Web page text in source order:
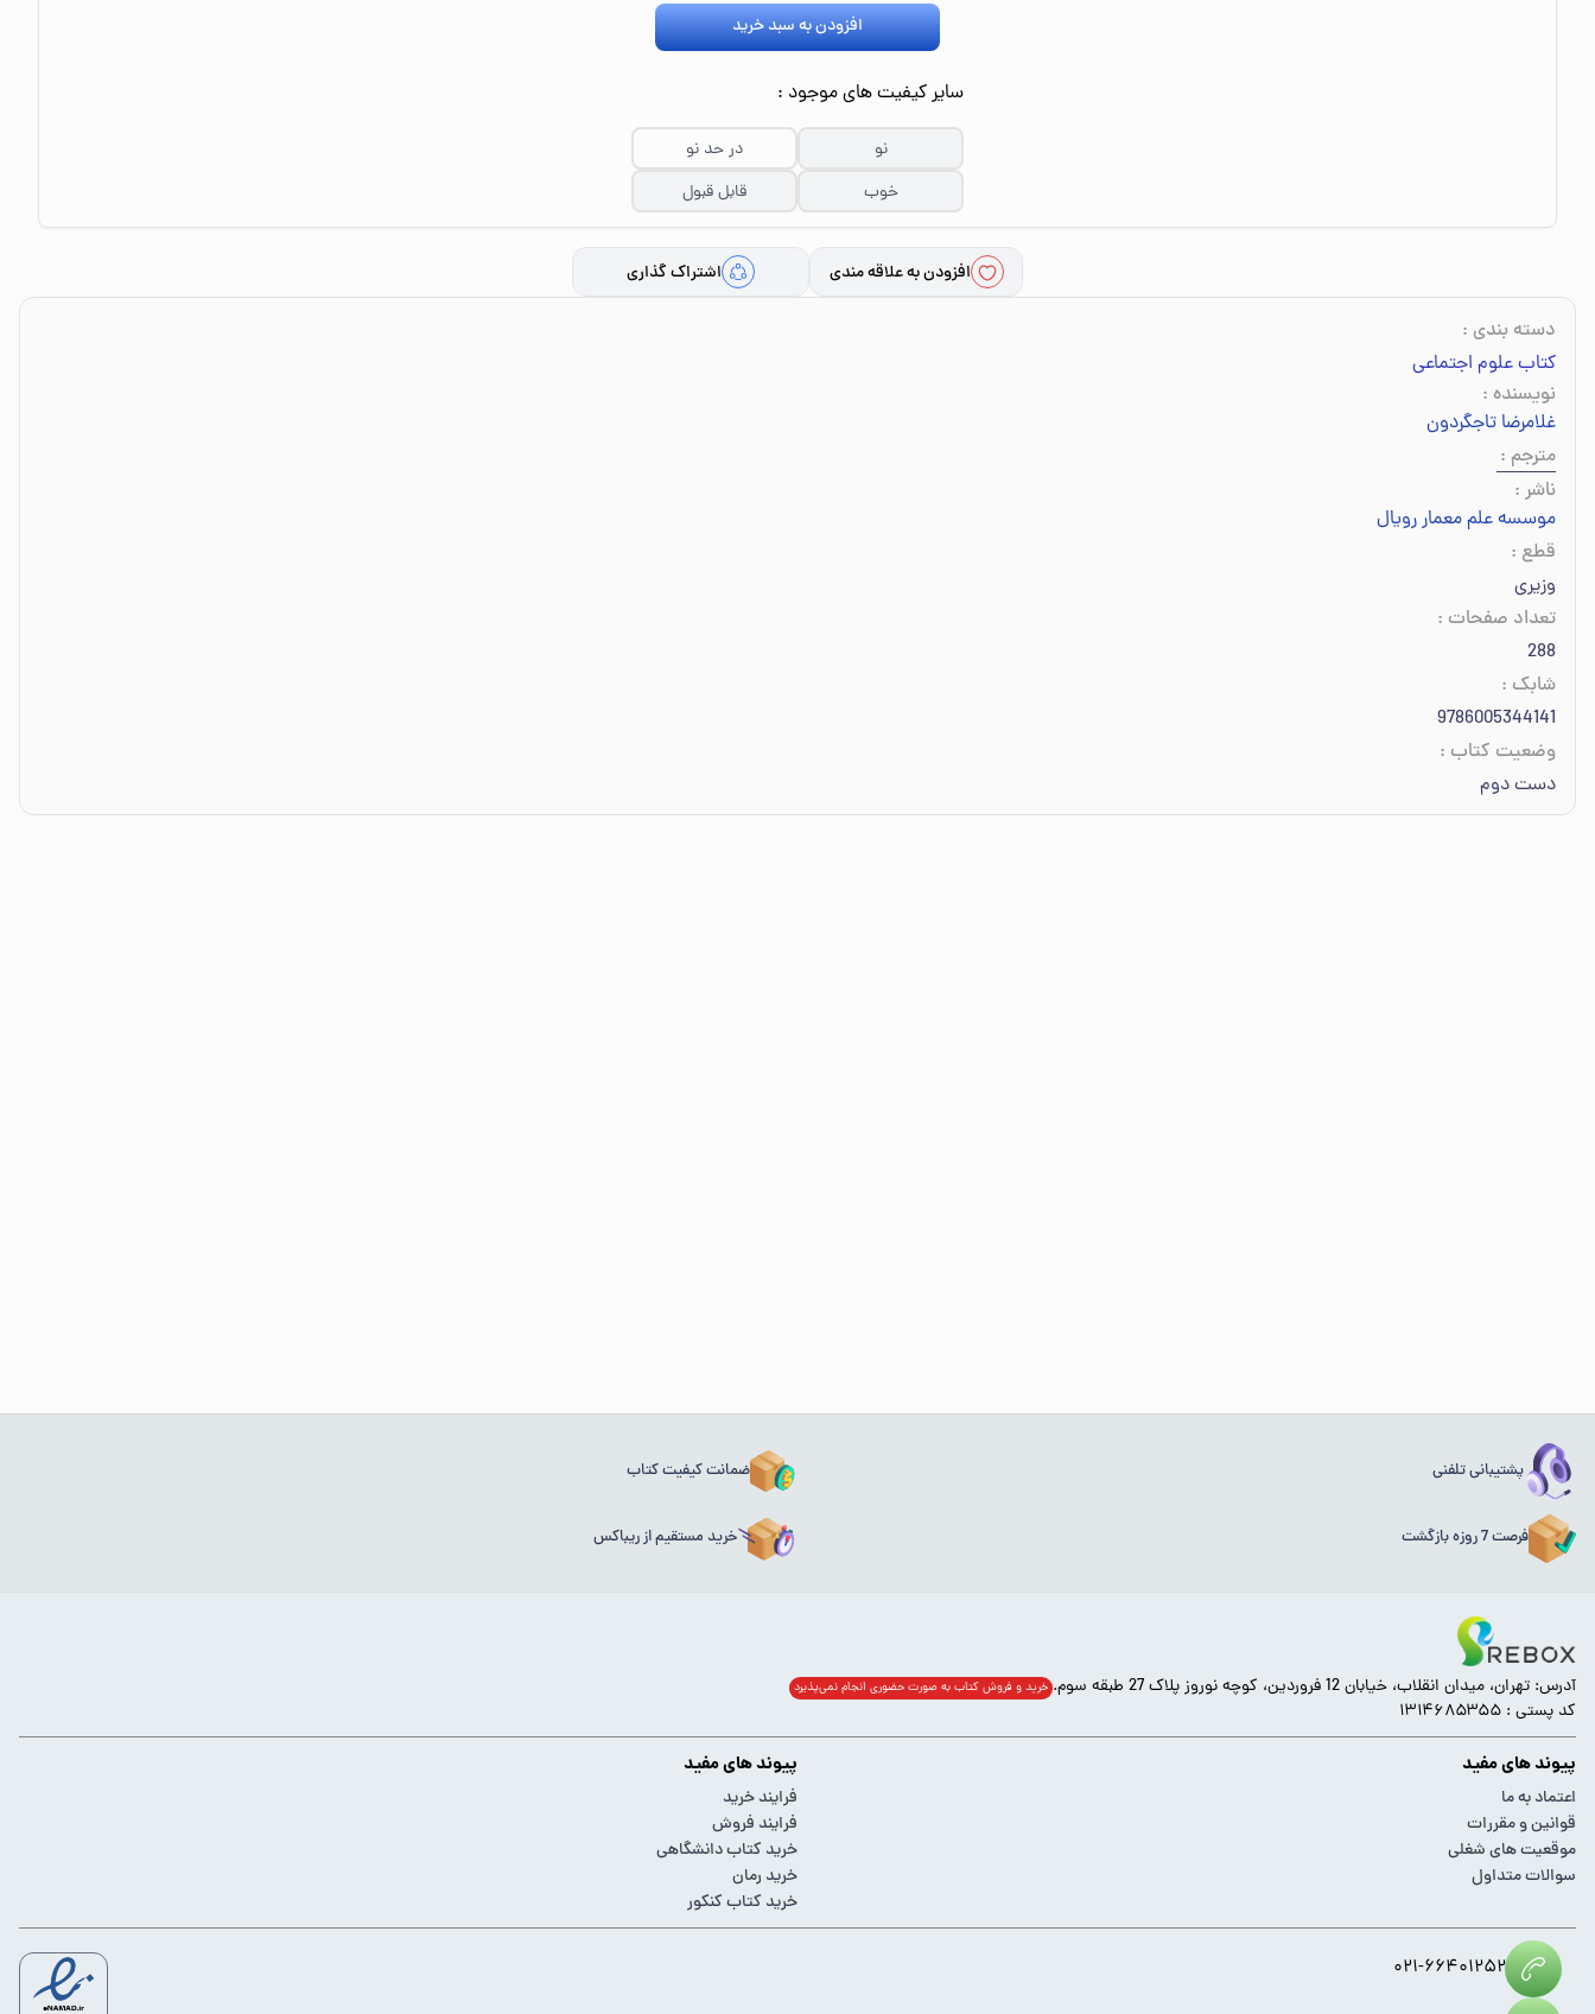
افزودن به سبد خرید
سایر کیفیت های موجود :
نو
در حد نو
خوب
قابل قبول
افزودن به علاقه مندی اشتراک گذاری
دسته بندی :
کتاب علوم اجتماعی
نویسنده :
غلامرضا تاجگردون
مترجم :
ناشر :
موسسه علم معمار رویال
قطع :
وزیری
تعداد صفحات :
288
شابک :
9786005344141
وضعیت کتاب :
دست دوم
پشتیبانی تلفنی ضمانت کیفیت کتاب
فرصت 7 روزه بازگشت خرید مستقیم از ریباکس
آدرس: تهران، میدان انقلاب، خیابان 12 فروردین، کوچه نوروز پلاک 27 طبقه سوم. خرید و فروش کتاب به صورت حضوری انجام‌ نمی‌پذیرد
کد پستی : ۱۳۱۴۶۸۵۳۵۵
پیوند های مفید
اعتماد به ما
قوانین و مقررات
موقعیت های شغلی
سوالات متداول
پیوند های مفید
فرایند خرید
فرایند فروش
خرید کتاب دانشگاهی
خرید رمان
خرید کتاب کنکور
۰۲۱-۶۶۴۰۱۲۵۲